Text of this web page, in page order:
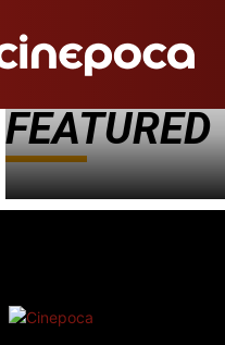
FEATURED